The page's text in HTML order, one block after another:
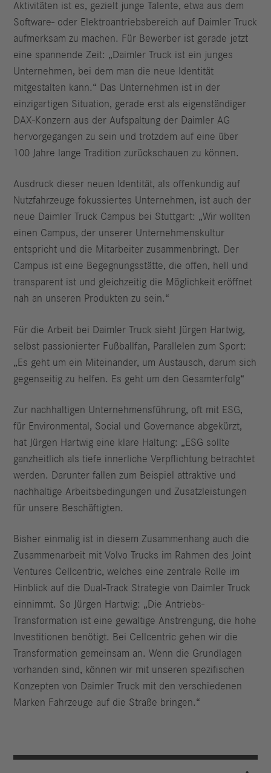
Aktivitäten ist es, gezielt junge Talente, etwa aus dem
Software- oder Elektroantriebsbereich auf Daimler Truck
aufmerksam zu machen. Für Bewerber ist gerade jetzt
eine spannende Zeit: „Daimler Truck ist ein junges
Unternehmen, bei dem man die neue Identität
mitgestalten kann.“ Das Unternehmen ist in der
einzigartigen Situation, gerade erst als eigenständiger
DAX-Konzern aus der Aufspaltung der Daimler AG
hervorgegangen zu sein und trotzdem auf eine über
100 Jahre lange Tradition zurückschauen zu können.
Ausdruck dieser neuen Identität, als offenkundig auf
Nutzfahrzeuge fokussiertes Unternehmen, ist auch der
neue Daimler Truck Campus bei Stuttgart: „Wir wollten
einen Campus, der unserer Unternehmenskultur
entspricht und die Mitarbeiter zusammenbringt. Der
Campus ist eine Begegnungsstätte, die offen, hell und
transparent ist und gleichzeitig die Möglichkeit eröffnet
nah an unseren Produkten zu sein.“
Für die Arbeit bei Daimler Truck sieht Jürgen Hartwig,
selbst passionierter Fußballfan, Parallelen zum Sport:
„Es geht um ein Miteinander, um Austausch, darum sich
gegenseitig zu helfen. Es geht um den Gesamterfolg“
Zur nachhaltigen Unternehmensführung, oft mit ESG,
für Environmental, Social und Governance abgekürzt,
hat Jürgen Hartwig eine klare Haltung: „ESG sollte
ganzheitlich als tiefe innerliche Verpflichtung betrachtet
werden. Darunter fallen zum Beispiel attraktive und
nachhaltige Arbeitsbedingungen und Zusatzleistungen
für unsere Beschäftigten.
Bisher einmalig ist in diesem Zusammenhang auch die
Zusammenarbeit mit Volvo Trucks im Rahmen des Joint
Ventures Cellcentric, welches eine zentrale Rolle im
Hinblick auf die Dual-Track Strategie von Daimler Truck
einnimmt. So Jürgen Hartwig: „Die Antriebs-
Transformation ist eine gewaltige Anstrengung, die hohe
Investitionen benötigt. Bei Cellcentric gehen wir die
Transformation gemeinsam an. Wenn die Grundlagen
vorhanden sind, können wir mit unseren spezifischen
Konzepten von Daimler Truck mit den verschiedenen
Marken Fahrzeuge auf die Straße bringen.“